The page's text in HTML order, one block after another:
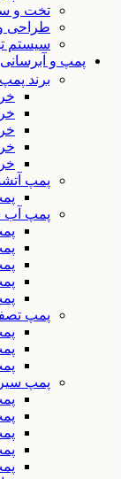
تخت و
طراحی
سیستم
پمپ و آبرسانی
برند پمپ
پمپ
پمپ آب
پمپ
پمپ